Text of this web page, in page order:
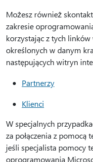
Możesz również
zakresie
korzystając z tych
określonych w danym
następujących witryn
Partnerzy
Klienci
W specjalnych
za połączenia z pomocą
jeśli specjalista pomocy
oprogramowania